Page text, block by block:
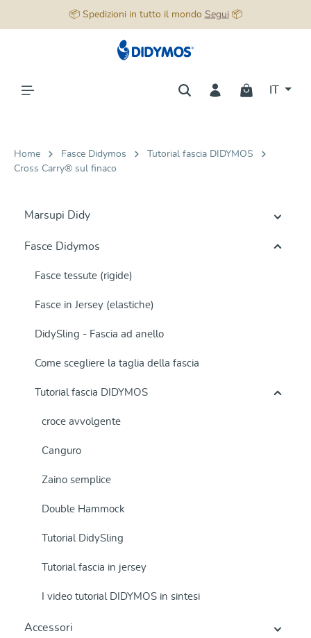
📦 Spedizioni in tutto il mondo Segui📦
Home Fasce Didymos
Tutorial fascia DIDYMOS
Cross Carry® sul finaco
Marsupi Didy
Fasce Didymos
Fasce tessute (rigide)
Fasce in Jersey (elastiche)
DidySling - Fascia ad anello
Come scegliere la taglia della fascia
Tutorial fascia DIDYMOS
croce avvolgente
Canguro
Zaino semplice
Double Hammock
Tutorial DidySling
Tutorial fascia in jersey
I video tutorial DIDYMOS in sintesi
Accessori